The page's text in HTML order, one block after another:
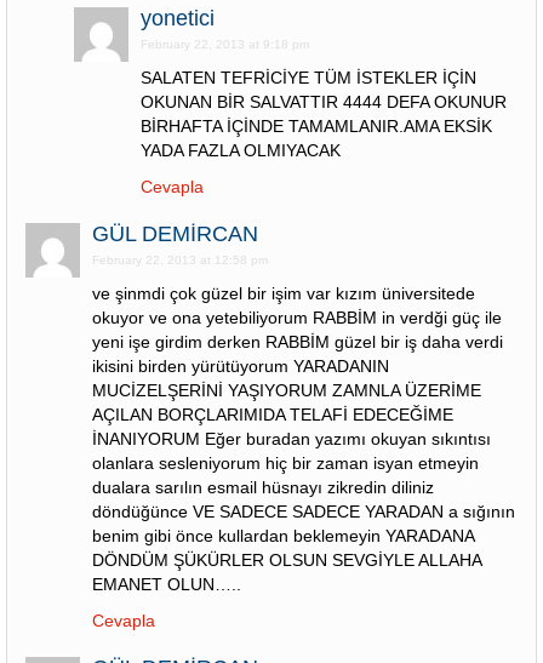
yonetici
February 22, 2013 at 9:18 pm
SALATEN TEFRİCİYE TÜM İSTEKLER İÇİN
OKUNAN BİR SALVATTIR 4444 DEFA OKUNUR
BİRHAFTA İÇİNDE TAMAMLANIR.AMA EKSİK
YADA FAZLA OLMIYACAK
Cevapla
GÜL DEMİRCAN
February 22, 2013 at 12:58 pm
ve şinmdi çok güzel bir işim var kızım üniversitede
okuyor ve ona yetebiliyorum RABBİM in verdği güç ile
yeni işe girdim derken RABBİM güzel bir iş daha verdi
ikisini birden yürütüyorum YARADANIN
MUCİZELŞERİNİ YAŞIYORUM ZAMNLA ÜZERİME
AÇILAN BORÇLARIMIDA TELAFİ EDECEĞİME
İNANIYORUM Eğer buradan yazımı okuyan sıkıntısı
olanlara sesleniyorum hiç bir zaman isyan etmeyin
dualara sarılın esmail hüsnayı zikredin diliniz
döndüğünce VE SADECE SADECE YARADAN a sığının
benim gibi önce kullardan beklemeyin YARADANA
DÖNDÜM ŞÜKÜRLER OLSUN SEVGİYLE ALLAHA
EMANET OLUN…..
Cevapla